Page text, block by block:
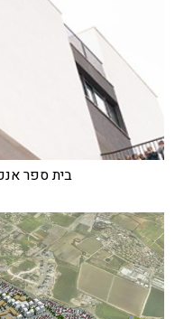
בית ספר